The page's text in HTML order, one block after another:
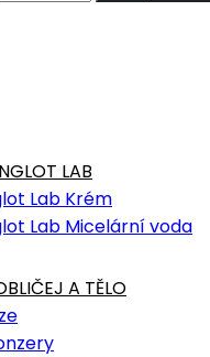
LAB
Lab Krém
Lab Micelární voda
A TĚLO